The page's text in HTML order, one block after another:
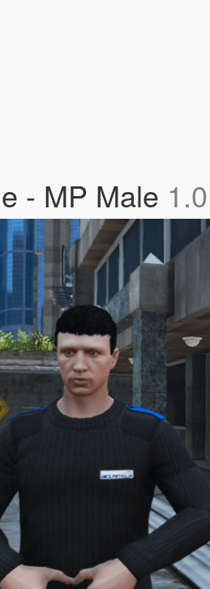
- MP Male 1.0